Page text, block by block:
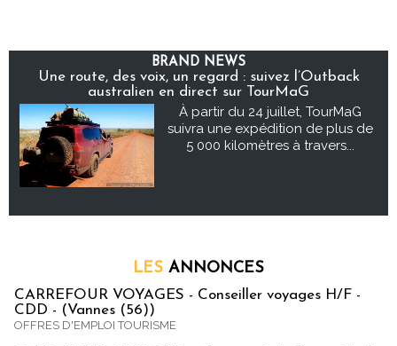
BRAND NEWS
Une route, des voix, un regard : suivez l’Outback
australien en direct sur TourMaG
À partir du 24 juillet, TourMaG
suivra une expédition de plus de
5 000 kilomètres à travers...
LES ANNONCES
CARREFOUR VOYAGES - Conseiller voyages H/F -
CDD - (Vannes (56))
OFFRES D'EMPLOI TOURISME